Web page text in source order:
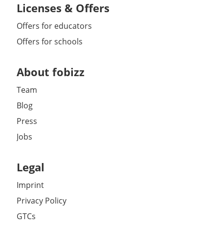
Licenses & Offers
Offers for educators
Offers for schools
About fobizz
Team
Blog
Press
Jobs
Legal
Imprint
Privacy Policy
GTCs